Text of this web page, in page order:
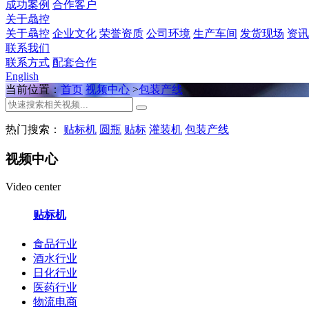
成功案例 合作客户
关于骉控
关于骉控 企业文化 荣誉资质 公司环境 生产车间 发货现场 资
联系我们
联系方式 配套合作
English
当前位置： 首页 视频中心 >包装产线
热门搜索： 贴标机 圆瓶 贴标 灌装机 包装产线
视频中心
Video center
贴标机
食品行业
酒水行业
日化行业
医药行业
物流电商